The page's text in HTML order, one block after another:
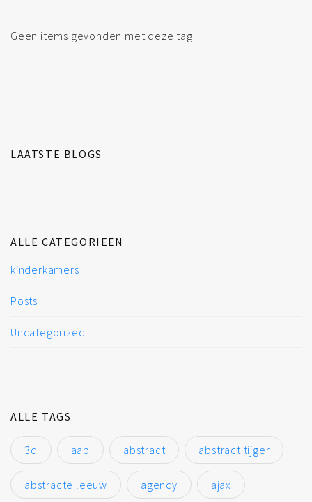
Geen items gevonden met deze tag
LAATSTE BLOGS
ALLE CATEGORIEËN
kinderkamers
Posts
Uncategorized
ALLE TAGS
3d aap abstract abstract tijger
abstracte leeuw agency ajax